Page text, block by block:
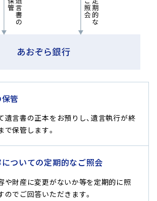
管
遺言書の正本をお預りし、遺言執行が終
で保管します。
ついての定期的なご照会
や財産に変更がないか等を定期的に照
のでご回答いただきます。